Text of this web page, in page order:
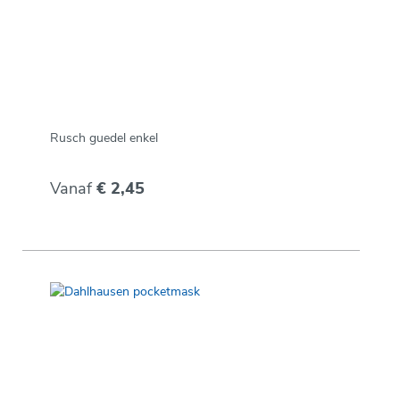
Rusch guedel enkel
Vanaf€ 2,45